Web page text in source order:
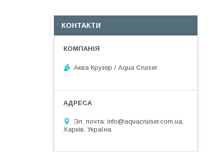
КОНТАКТИ
Аква Крузер / Aqua Cruiser
Эл. почта: info@aquacruiser.com.ua,
Харків, Україна